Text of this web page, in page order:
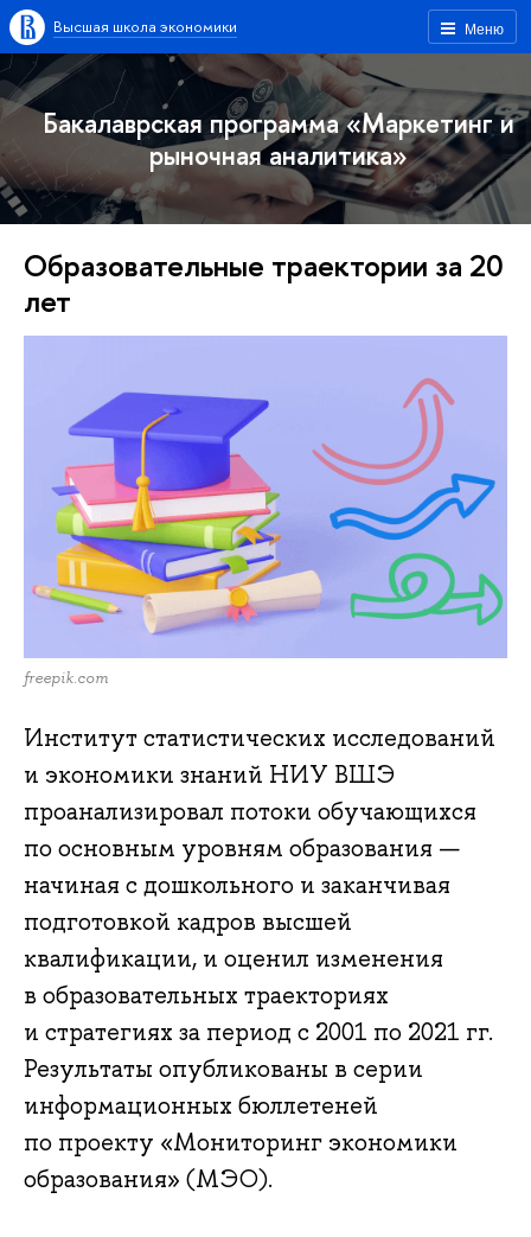
Меню
Высшая школа экономики
Бакалаврская программа «Маркетинг и
рыночная аналитика»
Образовательные траектории за 20
лет
freepik.com
Институт статистических исследований
и экономики знаний НИУ ВШЭ
проанализировал потоки обучающихся
по основным уровням образования —
начиная с дошкольного и заканчивая
подготовкой кадров высшей
квалификации, и оценил изменения
в образовательных траекториях
и стратегиях за период с 2001 по 2021 гг.
Результаты опубликованы в серии
информационных бюллетеней
по проекту «Мониторинг экономики
образования» (МЭО).